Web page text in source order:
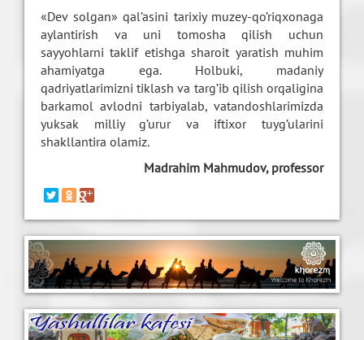
«Dev solgan» qal’asini tarixiy muzey-qo’riqxonaga
aylantirish va uni tomosha qilish uchun
sayyohlarni taklif etishga sharoit yaratish muhim
ahamiyatga ega. Holbuki, madaniy
qadriyatlarimizni tiklash va targ’ib qilish orqaligina
barkamol avlodni tarbiyalab, vatandoshlarimizda
yuksak milliy g’urur va iftixor tuyg’ularini
shakllantira olamiz.
Madrahim Mahmudov, professor